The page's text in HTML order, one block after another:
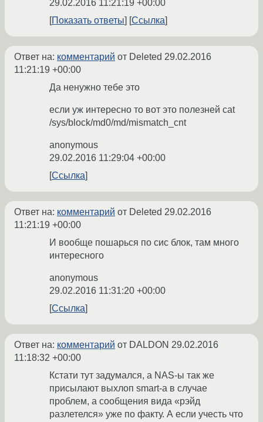
29.02.2016 11:21:19 +00:00
Показать ответы
Ссылка
Ответ на: комментарий от Deleted 29.02.2016
11:21:19 +00:00
Да ненужно тебе это
если уж интересно то вот это полезней cat
/sys/block/md0/md/mismatch_cnt
anonymous
29.02.2016 11:29:04 +00:00
Ссылка
Ответ на: комментарий от Deleted 29.02.2016
11:21:19 +00:00
И вообще пошарься по сис блок, там много
интересного
anonymous
29.02.2016 11:31:20 +00:00
Ссылка
Ответ на: комментарий от DALDON 29.02.2016
11:18:32 +00:00
Кстати тут задумался, а NAS-ы так же
присылают выхлоп smart-а в случае
проблем, а сообщения вида «рэйд
разлетелся» уже по факту. А если учесть что